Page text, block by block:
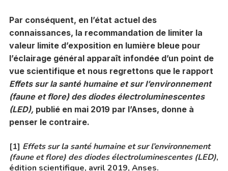
Par conséquent, en l’état actuel des
connaissances, la recommandation de limiter la
valeur limite d’exposition en lumière bleue pour
l’éclairage général apparaît infondée d’un point de
vue scientifique et nous regrettons que le rapport
Effets sur la santé humaine et sur l’environnement
(faune et flore) des diodes électroluminescentes
(LED), publié en mai 2019 par l’Anses, donne à
penser le contraire.
[1] Effets sur la santé humaine et sur l’environnement
(faune et flore) des diodes électroluminescentes (LED),
édition scientifique, avril 2019, Anses.